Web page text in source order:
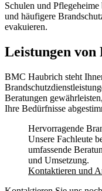
Schulen und
und häufigere
evakuieren.
Leistungen
BMC Haubrich steht
Beratungen
Ihre Bedürfnisse
Hervorragende
Unsere Fachleute
umfassende
und Umsetzung.
Kontaktieren und